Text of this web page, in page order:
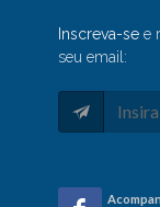
Inscreva-see
seu email: